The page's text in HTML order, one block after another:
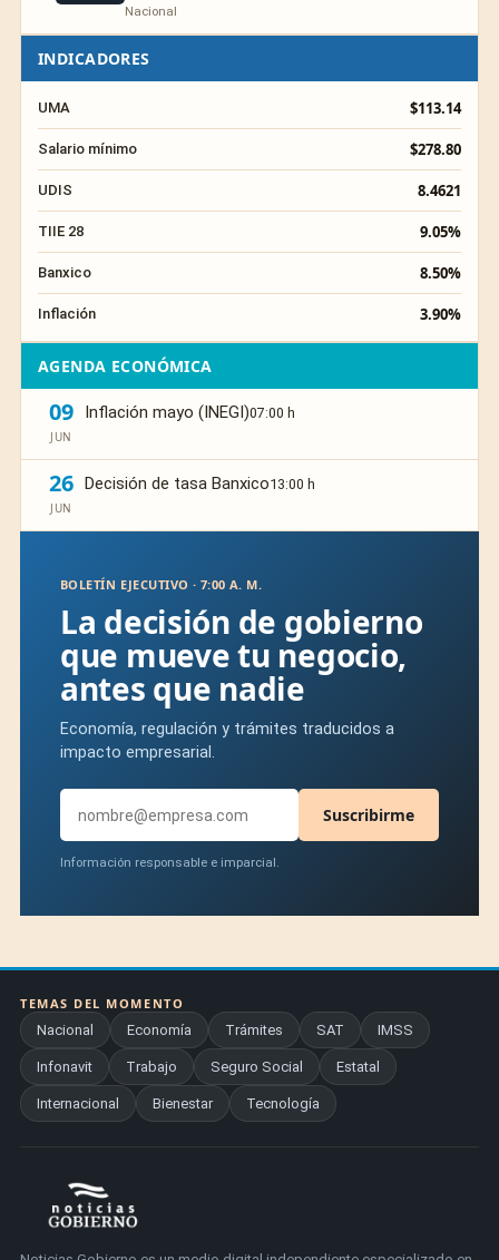
Nacional
INDICADORES
UMA $113.14
Salario mínimo $278.80
UDIS 8.4621
TIIE 28 9.05%
Banxico 8.50%
Inflación 3.90%
AGENDA ECONÓMICA
09
JUN
Inflación mayo (INEGI)07:00 h
26
JUN
Decisión de tasa Banxico13:00 h
BOLETÍN EJECUTIVO · 7:00 A. M.
La decisión de gobierno
que mueve tu negocio,
antes que nadie
Economía, regulación y trámites traducidos a
impacto empresarial.
Suscribirme
Información responsable e imparcial.
TEMAS DEL MOMENTO
Nacional
Economía Trámites SAT IMSS
Infonavit Trabajo Seguro Social Estatal
Internacional Bienestar Tecnología